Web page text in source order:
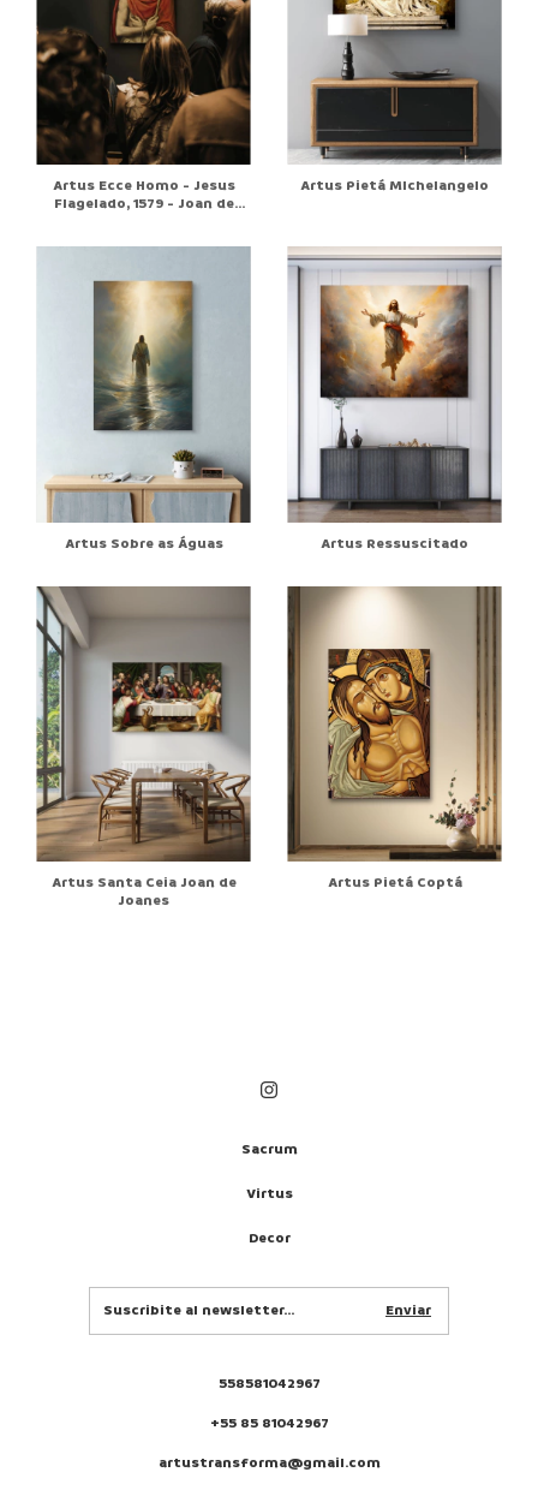
Artus Ecce Homo - Jesus
Flagelado, 1579 - Joan de
Artus Pietá MIchelangelo
Artus Sobre as Águas Artus Ressuscitado
Artus Santa Ceia Joan de
Joanes
Artus Pietá Coptá
Sacrum
Virtus
Decor
558581042967
+55 85 81042967
artustransforma@gmail.com